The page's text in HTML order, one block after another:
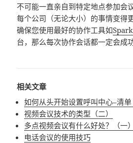
不可能一直亲自到特定地点参加会
每个公司（无论大小）的事情变得
确保您使用最好的协作工具如
台，那么每次协作会话都一定会成
相关文章
如何从头开始设置呼叫中心–清单
视频会议技术的类型（二）
多点视频会议有什么好处？（一）
电话会议的使用技巧